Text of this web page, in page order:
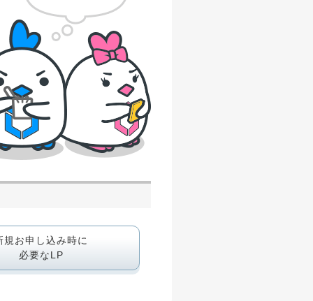
規お申し込み時に
必要なLP